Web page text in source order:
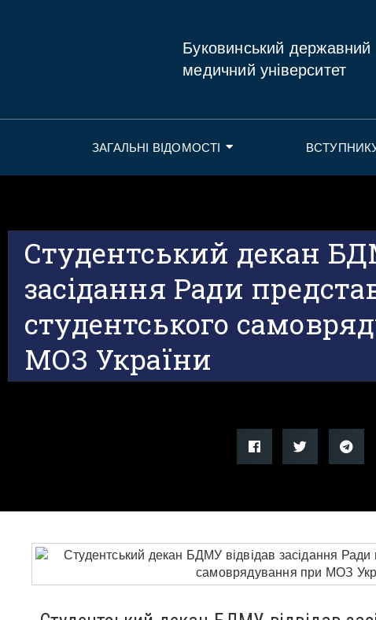
Буковинський державний
медичний університет
ЗАГАЛЬНІ ВІДОМОСТІ
Студентський декан
засідання Ради
студентського
МОЗ України